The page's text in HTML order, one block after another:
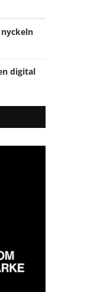
nyckeln
digital